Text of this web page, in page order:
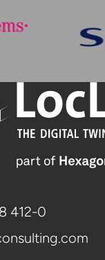
412-0